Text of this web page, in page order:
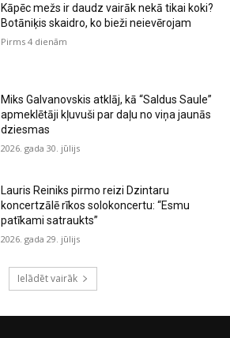
Kāpēc mežs ir daudz vairāk nekā tikai koki?
Botāniķis skaidro, ko bieži neievērojam
Pirms 4 dienām
Miks Galvanovskis atklāj, kā “Saldus Saule”
apmeklētāji kļuvuši par daļu no viņa jaunās
dziesmas
2026. gada 30. jūlijs
Lauris Reiniks pirmo reizi Dzintaru
koncertzālē rīkos solokoncertu: “Esmu
patīkami satraukts”
2026. gada 29. jūlijs
Ielādēt vairāk